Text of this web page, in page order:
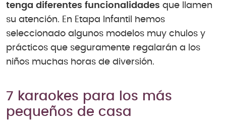
tenga diferentes funcionalidades que llamen
su atención. En Etapa Infantil hemos
seleccionado algunos modelos muy chulos y
prácticos que seguramente regalarán a los
niños muchas horas de diversión.
7 karaokes para los más
pequeños de casa